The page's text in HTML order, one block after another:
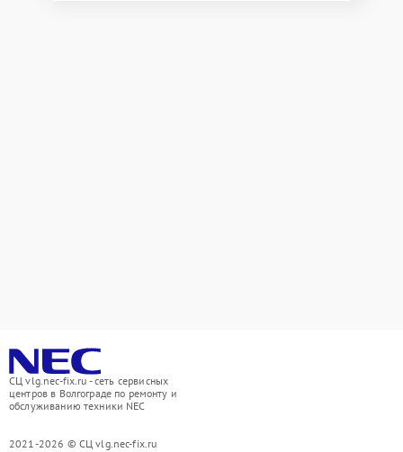
СЦ vlg.nec-fix.ru - сеть сервисных
центров в Волгограде по ремонту и
обслуживанию техники NEC
2021-2026 © СЦ vlg.nec-fix.ru